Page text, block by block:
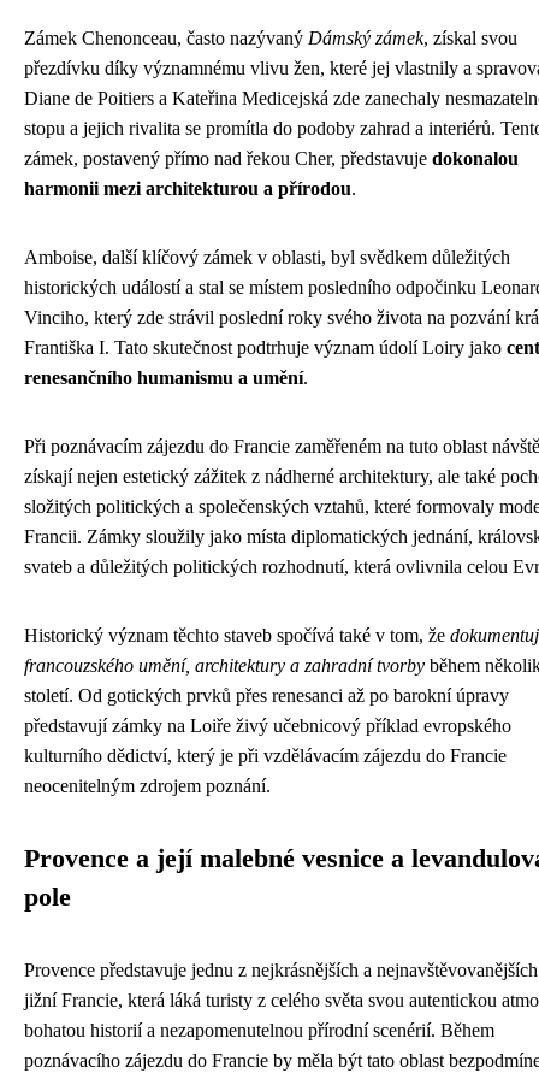
Zámek Chenonceau, často nazývaný Dámský zámek, získal svou
přezdívku díky významnému vlivu žen, které jej vlastnily a
Diane de Poitiers a Kateřina Medicejská zde zanechaly
stopu a jejich rivalita se promítla do podoby zahrad a interiérů.
zámek, postavený přímo nad řekou Cher, představuje dokonalou
harmonii mezi architekturou a přírodou.
Amboise, další klíčový zámek v oblasti, byl svědkem důležitých
historických událostí a stal se místem posledního odpočinku
Vinciho, který zde strávil poslední roky svého života na pozvání
Františka I. Tato skutečnost podtrhuje význam údolí Loiry jako
renesančního humanismu a umění.
Při poznávacím zájezdu do Francie zaměřeném na tuto oblast
získají nejen estetický zážitek z nádherné architektury, ale také
složitých politických a společenských vztahů, které formovaly
Francii. Zámky sloužily jako místa diplomatických jednání,
svateb a důležitých politických rozhodnutí, která ovlivnila celou
Historický význam těchto staveb spočívá také v tom, že
francouzského umění, architektury a zahradní tvorby během
století. Od gotických prvků přes renesanci až po barokní úpravy
představují zámky na Loiře živý učebnicový příklad evropského
kulturního dědictví, který je při vzdělávacím zájezdu do Francie
neocenitelným zdrojem poznání.
Provence a její malebné vesnice a
pole
Provence představuje jednu z nejkrásnějších a
jižní Francie, která láká turisty z celého světa svou autentickou
bohatou historií a nezapomenutelnou přírodní scenérií. Během
poznávacího zájezdu do Francie by měla být tato oblast